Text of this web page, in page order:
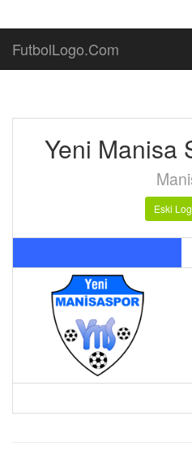
FutbolLogo.Com
Yeni Manisa
Eski